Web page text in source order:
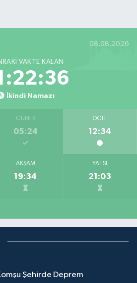
08.08.2026
VAKTE KALAN
İkindi Namazı
GÜNEŞ
05:24
ÖĞLE
12:34
AKŞAM
19:34
YATSI
21:03
Şehirde Deprem